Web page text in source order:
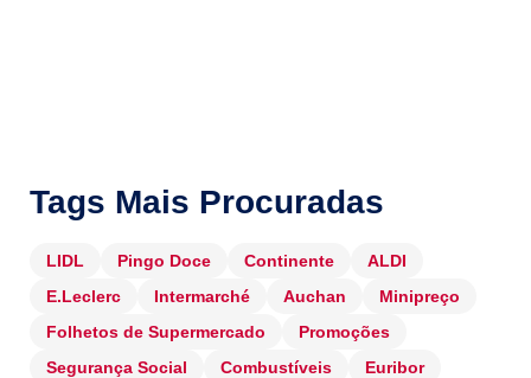
Tags Mais Procuradas
LIDL Pingo Doce Continente
ALDI
E.Leclerc
Intermarché Auchan
Minipreço
Folhetos de Supermercado
Promoções
Segurança Social
Combustíveis
Euribor